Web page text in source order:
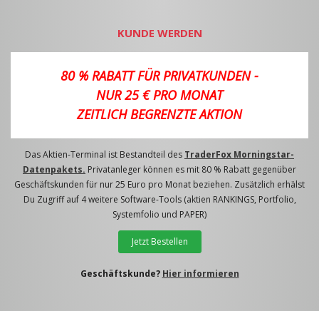
KUNDE WERDEN
80 % RABATT FÜR PRIVATKUNDEN -
NUR 25 € PRO MONAT
ZEITLICH BEGRENZTE AKTION
Das Aktien-Terminal ist Bestandteil des TraderFox Morningstar-
Datenpakets. Privatanleger können es mit 80 % Rabatt gegenüber
Geschäftskunden für nur 25 Euro pro Monat beziehen. Zusätzlich erhälst
Du Zugriff auf 4 weitere Software-Tools (aktien RANKINGS, Portfolio,
Systemfolio und PAPER)
Jetzt Bestellen
Geschäftskunde? Hier informieren